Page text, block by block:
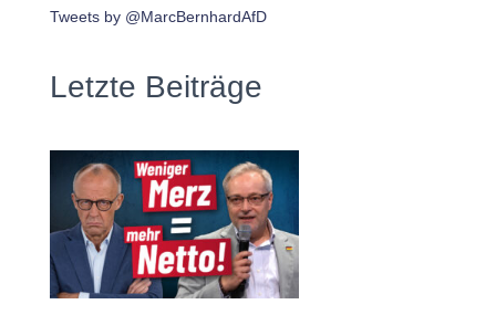
Tweets by @MarcBernhardAfD
Letzte Beiträge